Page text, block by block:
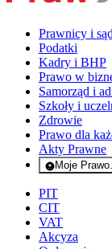
Prawnicy i
Podatki
Kadry i BHP
Prawo w
Samorząd i
Szkoły i
Zdrowie
Prawo dla
Akty Prawne
Moje
-
PIT
CIT
VAT
Akcyza